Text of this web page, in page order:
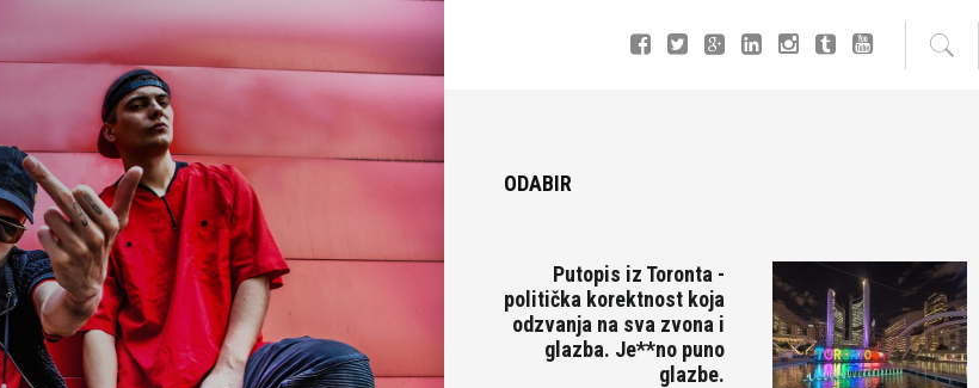
ODABIR
Putopis iz Toronta -
politička korektnost koja
odzvanja na sva zvona i
glazba. Je**no puno
glazbe.